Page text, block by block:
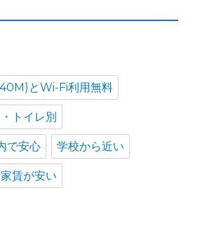
とWi-Fi利用無料
トイレ別
で安心 学校から近い
家賃が安い